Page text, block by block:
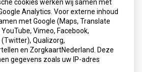
betekent zonder
weer gewichtstoename
in provincie Utrecht vanwege
Nestlé: bacterie kan baby’s
cookies werken wij samen met
Analytics. Voor externe inhoud
met Google (Maps, Translate
Vimeo, Facebook,
(Twitter), Qualizorg,
en ZorgkaartNederland. Deze
gegevens zoals uw IP-adres